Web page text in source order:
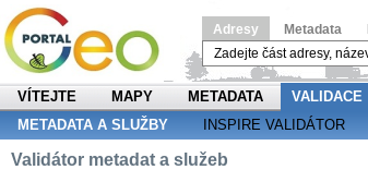
Adresy Metadata
VÍTEJTE MAPY METADATA VALIDACE
METADATA A SLUŽBY
INSPIRE VALIDÁTOR
Validátor metadat a služeb